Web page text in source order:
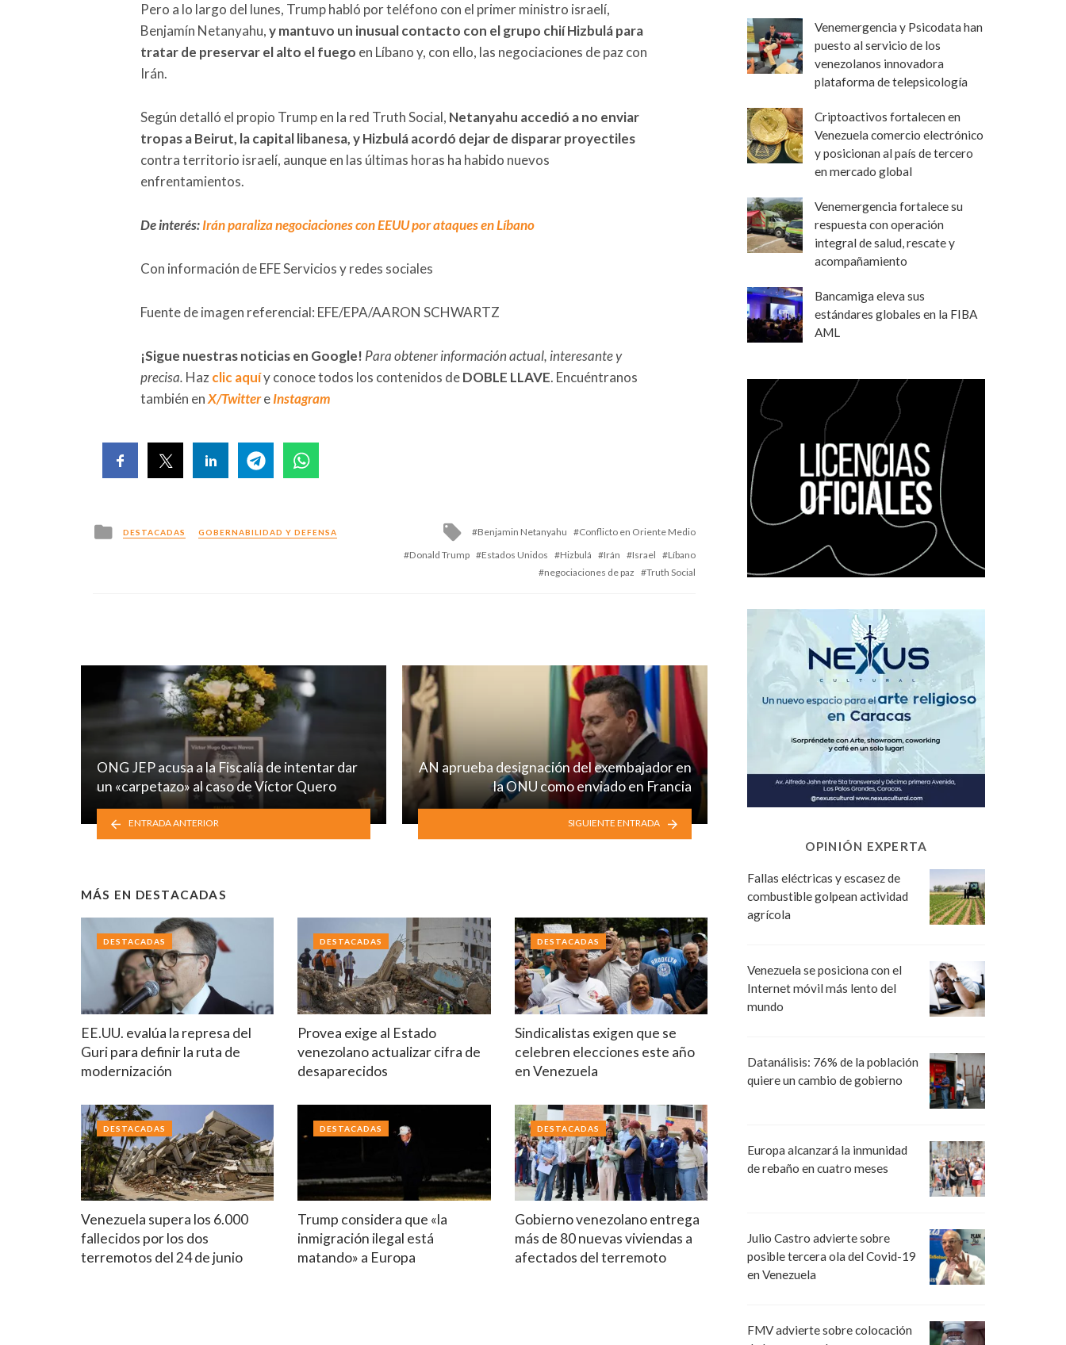
Pero a lo largo del lunes, Trump habló por teléfono con el primer ministro israelí,
Benjamín Netanyahu,y mantuvo un inusual contacto con el grupo chií Hizbulá para
tratar de preservar el alto el fuego en Líbano y, con ello, las negociaciones de paz con
Irán.
Según detalló el propio Trump en la red Truth Social, Netanyahu accedió a no enviar
tropas a Beirut, la capital libanesa, y Hizbulá acordó dejar de disparar proyectiles
contra territorio israelí, aunque en las últimas horas ha habido nuevos
enfrentamientos.
De interés:Irán paraliza negociaciones con EEUU por ataques en Líbano
Con información de EFE Servicios y redes sociales
Fuente de imagen referencial: EFE/EPA/AARON SCHWARTZ
¡Sigue nuestras noticias en Google! Para obtener información actual, interesante y
precisa. Hazclic aquíy conoce todos los contenidos deDOBLE LLAVE. Encuéntranos
también enX/TwittereInstagram
Posted
in
DESTACADAS GOBERNABILIDAD Y DEFENSA
Tagged
Benjamin Netanyahu
Conflicto en Oriente Medio
Donald Trump
Estados Unidos Hizbulá Irán Israel
Líbano
negociaciones de paz
Truth Social
ONG JEP acusa a la Fiscalía de intentar dar
un «carpetazo» al caso de Víctor Quero
ENTRADA ANTERIOR
AN aprueba designación del exembajador en
la ONU como enviado en Francia
SIGUIENTE ENTRADA
MÁS EN DESTACADAS
EE.UU. evalúa la represa del
Guri para definir la ruta de
modernización
DESTACADAS
Provea exige al Estado
venezolano actualizar cifra de
desaparecidos
DESTACADAS
Sindicalistas exigen que se
celebren elecciones este año
en Venezuela
DESTACADAS
Venezuela supera los 6.000
fallecidos por los dos
terremotos del 24 de junio
DESTACADAS
Trump considera que «la
inmigración ilegal está
matando» a Europa
DESTACADAS
Gobierno venezolano entrega
más de 80 nuevas viviendas a
afectados del terremoto
DESTACADAS
Venemergencia y Psicodata han
puesto al servicio de los
venezolanos innovadora
plataforma de telepsicología
Criptoactivos fortalecen en
Venezuela comercio electrónico
y posicionan al país de tercero
en mercado global
Venemergencia fortalece su
respuesta con operación
integral de salud, rescate y
acompañamiento
Bancamiga eleva sus
estándares globales en la FIBA
AML
OPINIÓN EXPERTA
Fallas eléctricas y escasez de
combustible golpean actividad
agrícola
Venezuela se posiciona con el
Internet móvil más lento del
mundo
Datanálisis: 76% de la población
quiere un cambio de gobierno
Europa alcanzará la inmunidad
de rebaño en cuatro meses
Julio Castro advierte sobre
posible tercera ola del Covid-19
en Venezuela
FMV advierte sobre colocación